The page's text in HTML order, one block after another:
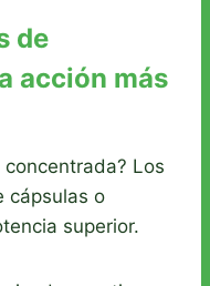
de
acción más
Los
cápsulas o
superior.